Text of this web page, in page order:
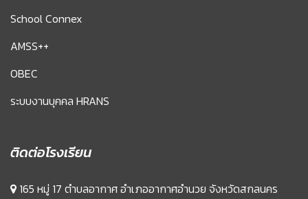
School Connex
AMSS++
OBEC
ระบบงานบุคคล HRANS
ติดต่อโรงเรียน
165 หมู่ 17 ตำบลอากาศ อำเภออากาศอำนวย จังหวัดสกลนคร